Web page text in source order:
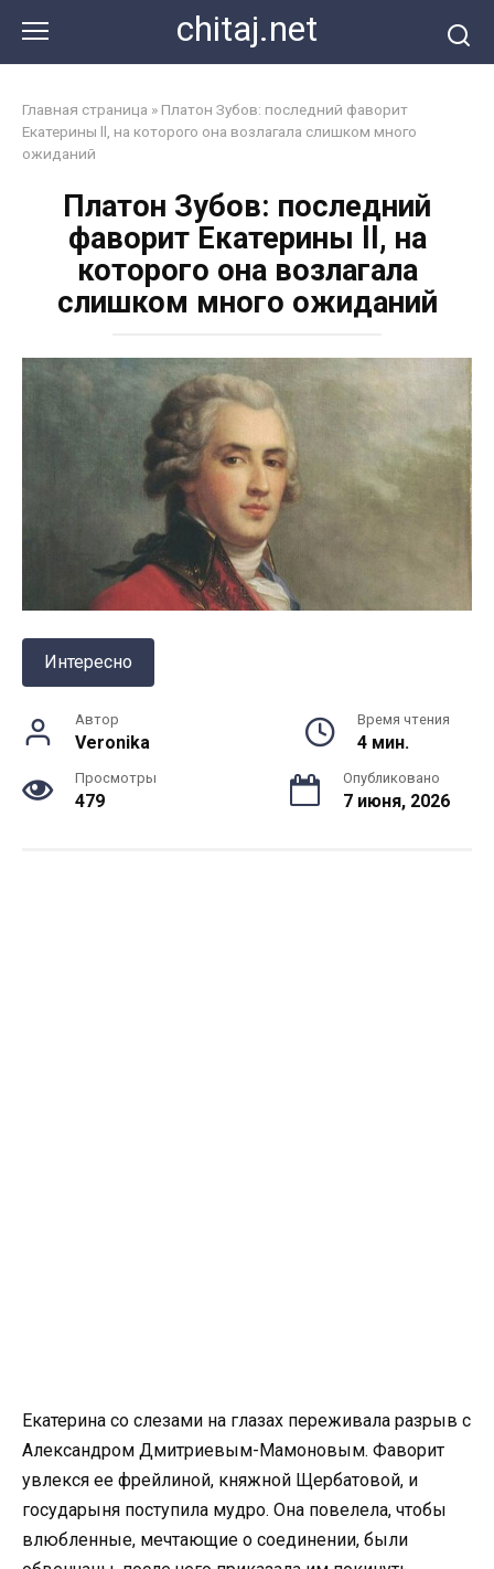
контенту
chitaj.net
Главная страница » Платон Зубов: последний фаворит
Екатерины ll, на которого она возлагала слишком много
ожиданий
Платон Зубов: последний
фаворит Екатерины ll, на
которого она возлагала
слишком много ожиданий
Интересно
Автор
Veronika
Время чтения
4 мин.
Просмотры
479
Опубликовано
7 июня, 2026
Екатерина со слезами на глазах переживала разрыв с
Александром Дмитриевым-Мамоновым. Фаворит
увлекся ее фрейлиной, княжной Щербатовой, и
государыня поступила мудро. Она повелела, чтобы
влюбленные, мечтающие о соединении, были